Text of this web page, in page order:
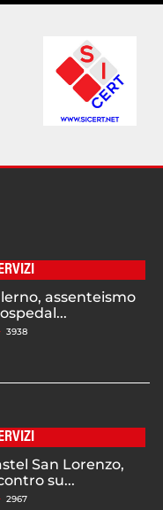
assenteismo
3938
San Lorenzo,
su...
2967